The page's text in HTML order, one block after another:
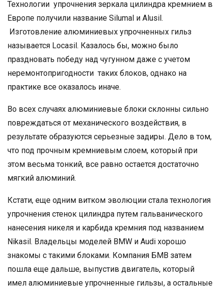
Технологии упрочнения зеркала цилиндра кремнием в
Европе получили название Silumal и Alusil.
Изготовление алюминиевых упрочненных гильз
называется Locasil. Казалось бы, можно было
праздновать победу над чугунном даже с учетом
неремонтопригодности таких блоков, однако на
практике все оказалось иначе.
Во всех случаях алюминиевые блоки склонны сильно
повреждаться от механического воздействия, в
результате образуются серьезные задиры. Дело в том,
что под прочным кремниевым слоем, который при
этом весьма тонкий, все равно остается достаточно
мягкий алюминий.
Кстати, еще одним витком эволюции стала технология
упрочнения стенок цилиндра путем гальванического
нанесения никеля и карбида кремния под названием
Nikasil. Владельцы моделей BMW и Audi хорошо
знакомы с такими блоками. Компания БМВ затем
пошла еще дальше, выпустив двигатель, который
имел алюминиевые упрочненные гильзы, а остальные